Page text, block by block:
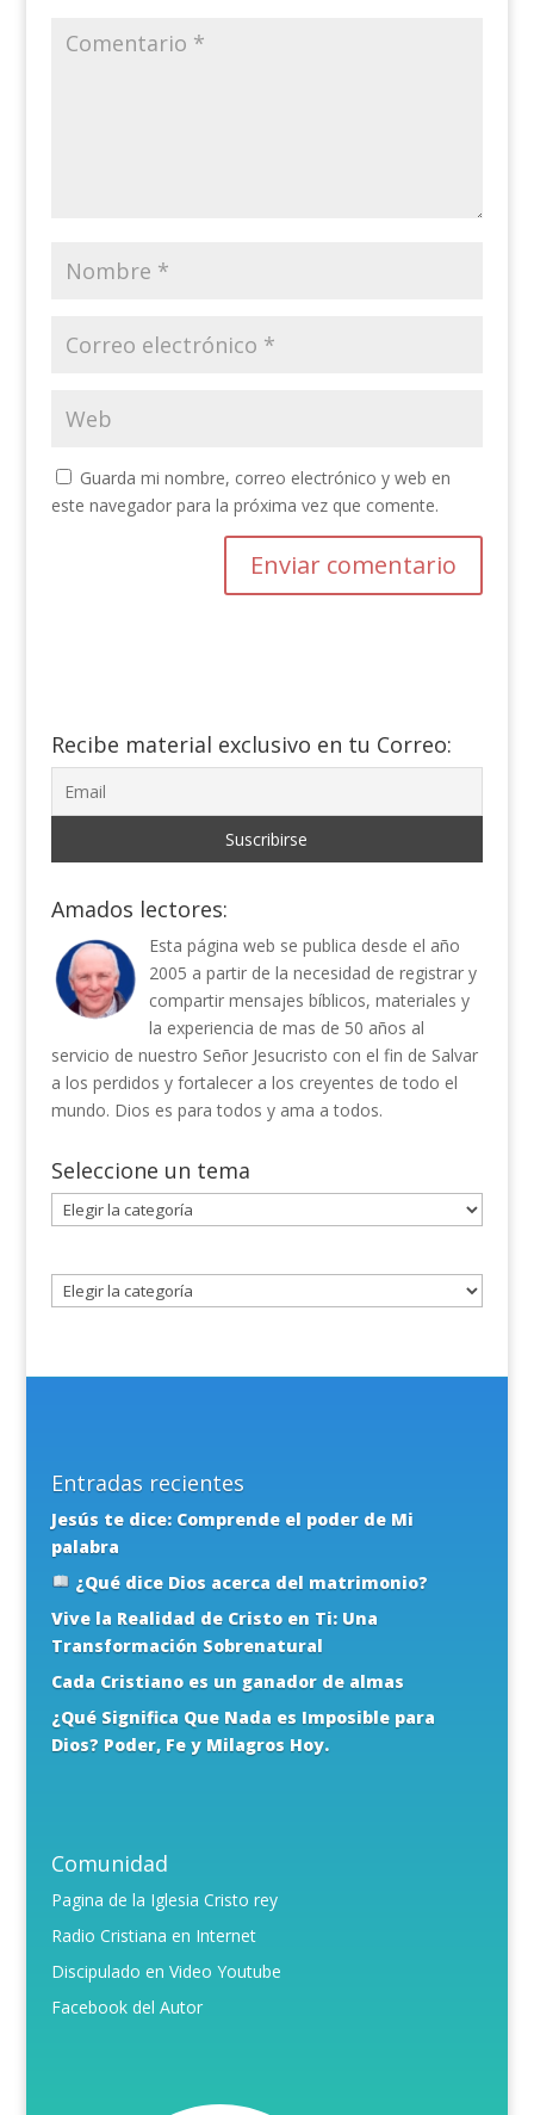
Guarda mi nombre, correo electrónico y web en
este navegador para la próxima vez que comente.
Recibe material exclusivo en tu Correo:
Amados lectores:
Esta página web se publica desde el año
2005 a partir de la necesidad de registrar y
compartir mensajes bíblicos, materiales y
la experiencia de mas de 50 años al
servicio de nuestro Señor Jesucristo con el fin de Salvar
a los perdidos y fortalecer a los creyentes de todo el
mundo. Dios es para todos y ama a todos.
Seleccione un tema
Seleccione
un
Entradas recientes
Jesús te dice: Comprende el poder de Mi
palabra
¿Qué dice Dios acerca del matrimonio?
Vive la Realidad de Cristo en Ti: Una
Transformación Sobrenatural
Cada Cristiano es un ganador de almas
¿Qué Significa Que Nada es Imposible para
Dios? Poder, Fe y Milagros Hoy.
Comunidad
Pagina de la Iglesia Cristo rey
Radio Cristiana en Internet
Discipulado en Video Youtube
Facebook del Autor